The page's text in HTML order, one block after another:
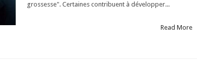
grossesse". Certaines contribuent à développer...
Read More